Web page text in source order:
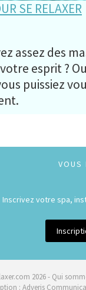
SE RELAXER
assez des
esprit ?
puissiez
VOUS
Inscrivez votre spa,
2026 - Qui
: Adveris